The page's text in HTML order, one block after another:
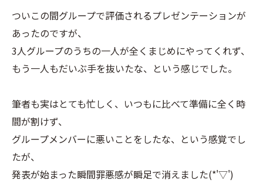
ついこの間グループで評価されるプレゼンテーションが
あったのですが、
3人グループのうちの一人が全くまじめにやってくれず、
もう一人もだいぶ手を抜いたな、という感じでした。
筆者も実はとても忙しく、いつもに比べて準備に全く時
間が割けず、
グループメンバーに悪いことをしたな、という感覚でし
たが、
発表が始まった瞬間罪悪感が瞬足で消えました(*'▽')